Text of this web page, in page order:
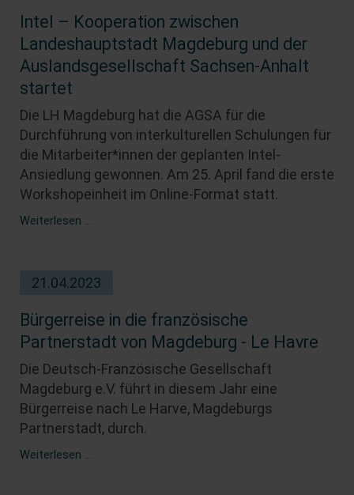
der
WSD-
Fachstelle
Intel – Kooperation zwischen
Landeshauptstadt Magdeburg und der
Auslandsgesellschaft Sachsen-Anhalt
startet
Die LH Magdeburg hat die AGSA für die
Durchführung von interkulturellen Schulungen für
die Mitarbeiter*innen der geplanten Intel-
Ansiedlung gewonnen. Am 25. April fand die erste
Workshopeinheit im Online-Format statt.
Weiterlesen …
Landeshauptstadt
und
Auslandsgesellschaft
Sachsen-
Anhalt
startet
21.04.2023
Bürgerreise in die französische
Partnerstadt von Magdeburg - Le Havre
Die Deutsch-Französische Gesellschaft
Magdeburg e.V. führt in diesem Jahr eine
Bürgerreise nach Le Harve, Magdeburgs
Partnerstadt, durch.
Weiterlesen …